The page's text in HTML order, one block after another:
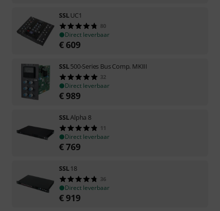
SSLUC1
80
Direct leverbaar
€ 609
SSL500-Series Bus Comp. MKIII
32
Direct leverbaar
€989
SSLAlpha 8
11
Direct leverbaar
€769
SSL18
36
Direct leverbaar
€919